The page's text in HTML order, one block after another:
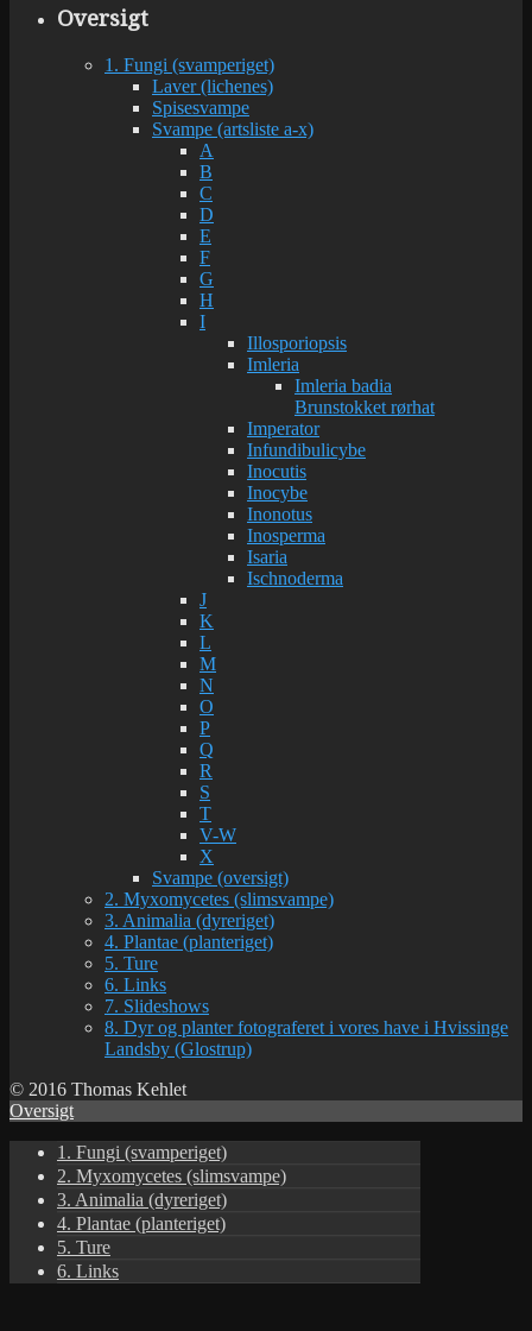
Oversigt
1. Fungi (svamperiget)
Laver (lichenes)
Spisesvampe
Svampe (artsliste a-x)
A
B
C
D
E
F
G
H
I
Illosporiopsis
Imleria
Imleria badia
Brunstokket rørhat
Imperator
Infundibulicybe
Inocutis
Inocybe
Inonotus
Inosperma
Isaria
Ischnoderma
J
K
L
M
N
O
P
Q
R
S
T
V-W
X
Svampe (oversigt)
2. Myxomycetes (slimsvampe)
3. Animalia (dyreriget)
4. Plantae (planteriget)
5. Ture
6. Links
7. Slideshows
8. Dyr og planter fotograferet i vores have i Hvissinge
Landsby (Glostrup)
© 2016 Thomas Kehlet
Oversigt
1. Fungi (svamperiget)
2. Myxomycetes (slimsvampe)
3. Animalia (dyreriget)
4. Plantae (planteriget)
5. Ture
6. Links